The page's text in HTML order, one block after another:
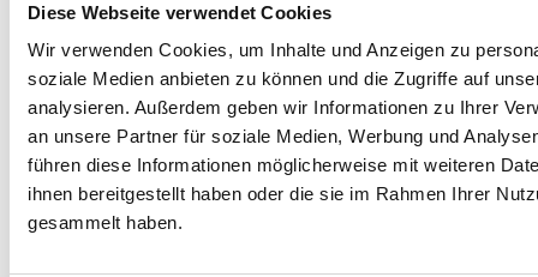
Diese Webseite verwendet Cookies
Wir verwenden Cookies, um Inhalte und Anzeigen zu
soziale Medien anbieten zu können und die Zugriffe auf
analysieren. Außerdem geben wir Informationen zu Ihrer
an unsere Partner für soziale Medien, Werbung und
führen diese Informationen möglicherweise mit weiteren
ihnen bereitgestellt haben oder die sie im Rahmen Ihrer
gesammelt haben.
Eine höhere Lebenserwartung und ein höheres
Renteneintrittsalter haben dabei zur Folge, dass
die Menschen länger arbeiten müssen und
werden. In Kombination mit der
technologischen Entwicklung heißt das, dass
mehr ältere Menschen Software bedienen
müssen.